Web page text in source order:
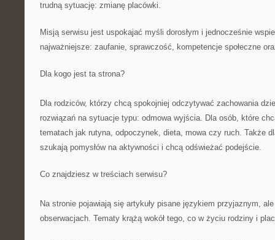
trudną sytuację: zmianę placówki.
Misją serwisu jest uspokajać myśli dorosłym i jednocześnie
najważniejsze: zaufanie, sprawczość, kompetencje społeczne
Dla kogo jest ta strona?
Dla rodziców, którzy chcą spokojniej odczytywać zachowania
rozwiązań na sytuacje typu: odmowa wyjścia. Dla osób, które
tematach jak rutyna, odpoczynek, dieta, mowa czy ruch. Także
szukają pomysłów na aktywności i chcą odświeżać podejście.
Co znajdziesz w treściach serwisu?
Na stronie pojawiają się artykuły pisane językiem przyjaznym,
obserwacjach. Tematy krążą wokół tego, co w życiu rodziny i